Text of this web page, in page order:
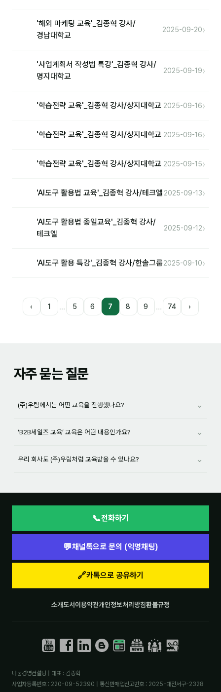
'해외 마케팅 교육'_김종혁 강사/
경남대학교
2025-09-20›
'사업계획서 작성법 특강'_김종혁 강사/
명지대학교
2025-09-19›
'학습전략 교육'_김종혁 강사/상지대학교 2025-09-16›
'학습전략 교육'_김종혁 강사/상지대학교 2025-09-16›
'학습전략 교육'_김종혁 강사/상지대학교 2025-09-15›
'AI도구 활용법 교육'_김종혁 강사/테크엘 2025-09-13›
'AI도구 활용법 종일교육'_김종혁 강사/
테크엘
2025-09-12›
'AI도구 활용 특강'_김종혁 강사/한솔그룹2025-09-10›
‹ 1 … 5 6 7 8 9 … 74 ›
자주 묻는 질문
(주)우림에서는 어떤 교육을 진행했나요? ⌄
‘B2B세일즈 교육’ 교육은 어떤 내용인가요? ⌄
우리 회사도 (주)우림처럼 교육받을 수 있나요? ⌄
📞전화하기
💬채널톡으로 문의 (익명채팅)
🔗카톡으로 공유하기
소개도서이용약관개인정보처리방침환불규정
나눔경영컨설팅 | 대표 : 김종혁
사업자등록번호 : 220-09-52390 | 통신판매업신고번호 : 2025-대전서구-2328